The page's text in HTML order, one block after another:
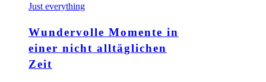
Just everything
Wundervolle Momente in
einer nicht alltäglichen
Zeit